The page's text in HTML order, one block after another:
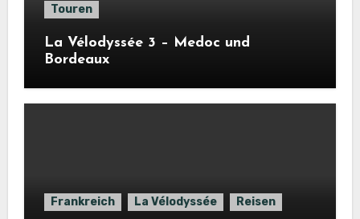
Touren
La Vélodyssée 3 – Medoc und
Bordeaux
Frankreich La Vélodyssée Reisen